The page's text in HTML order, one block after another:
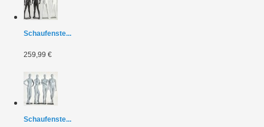
Schaufenste...
259,99 €
Schaufenste...